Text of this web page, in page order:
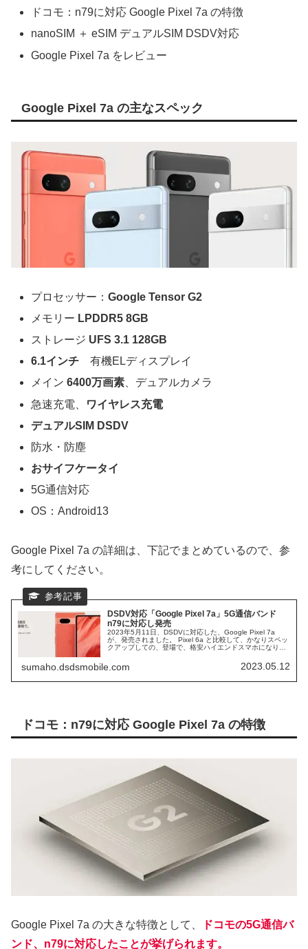
ドコモ：n79に対応 Google Pixel 7a の特徴
nanoSIM ＋ eSIM デュアルSIM DSDV対応
Google Pixel 7a をレビュー
Google Pixel 7a の主なスペック
プロセッサー：Google Tensor G2
メモリー LPDDR5 8GB
ストレージ UFS 3.1 128GB
6.1インチ 有機ELディスプレイ
メイン6400万画素 、デュアルカメラ
急速充電、
ワイヤレス充電
デュアルSIM DSDV
防水・防塵
おサイフケータイ
5G通信対応
OS：Android13
Google Pixel 7a の詳細は、下記でまとめているので、参
考にしてください。
DSDV対応「Google Pixel 7a」5G通信バンド
n79に対応し発売
2023年5月11日、DSDVに対応した、Google Pixel 7a
が、発売されました。 Pixel 6a と比較して、かなりスペッ
クアップしての、登場で、格安ハイエンドスマホになりま
sumaho.dsdsmobile.com 2023.05.12
ドコモ：n79に対応 Google Pixel 7a の特徴
Google Pixel 7a の大きな特徴として、
ドコモの5G通信バ
ンド、n79に対応したことが挙げられます。